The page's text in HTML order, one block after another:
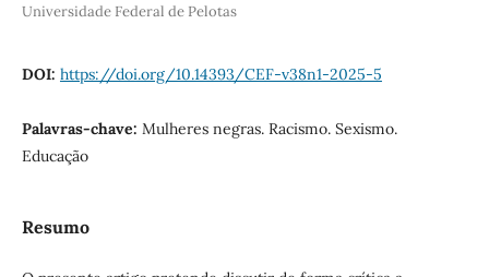
Universidade Federal de Pelotas
DOI: https://doi.org/10.14393/CEF-v38n1-2025-5
Palavras-chave: Mulheres negras. Racismo. Sexismo.
Educação
Resumo